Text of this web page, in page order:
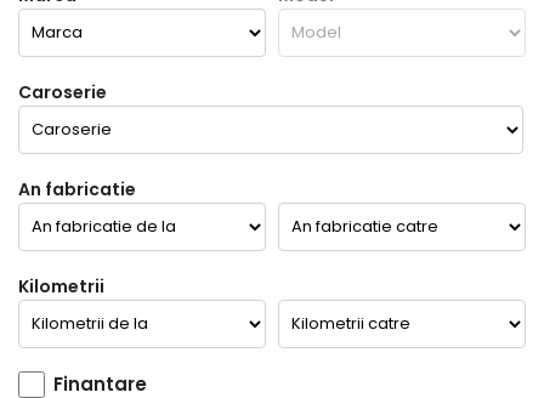
Caroserie
An fabricatie
Kilometrii
Finantare